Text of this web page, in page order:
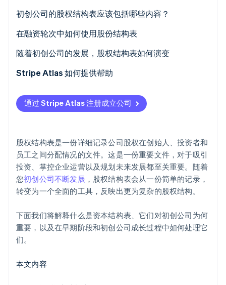
1. 创建电子表格
2. 输入所有权信息
3. 计算已发行股份总数
4. 定期更新
初创公司的股权结构表应该包括哪些内容？
股东信息
净值类型
股数
股权比例
估值信息
稀释信息
优先股条款
员工持股计划
可转换债券或简单未来股权协议 (SAFE)
股份类别
在融资轮次中如何使用股份结构表
1. 确定您的投前和投后估值
2. 模拟不同融资方案下的稀释和所有权
3. 概述优先股和投资者保护条款
4. 使用股权结构表支持投资者谈判
6. 为未来的融资轮次做准备
7. 监控关键指标，例如稀释、期权池变动和估值
随着初创公司的发展，股权结构表如何演变
从创始人所有权阶段开始
增加员工持股计划（ESOP）
在早期种子轮引入优先股
在 A 轮及以后的融资轮中管理多个股票类别
反映因兼并、收购或二级销售而产生的所有权变更
保持对后期增长的完全稀释视图
Stripe Atlas 如何提供帮助
申请使用 Atlas
在获取雇主识别号 (EIN) 前开通收款和银行服务
自动提交 83(b) 税务选择
全球顶尖水准的公司法律文件
Stripe Payments 服务首年免费，更享价值 5 万美元的
通过 Stripe Atlas 注册成立公司
股权结构表是一份详细记录公司股权在创始人、投资者和
员工之间分配情况的文件。这是一份重要文件，对于吸引
投资、掌控企业运营以及规划未来发展都至关重要。随着
您初创公司不断发展 ，股权结构表会从一份简单的记录，
转变为一个全面的工具，反映出更为复杂的股权结构。
下面我们将解释什么是资本结构表、它们对初创公司为何
重要，以及在早期阶段和初创公司成长过程中如何处理它
们。
本文内容